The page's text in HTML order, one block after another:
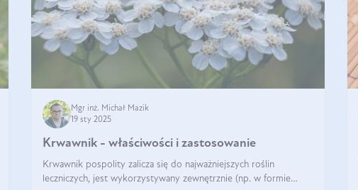
Mgr inż. Michał Mazik
19 sty 2025
Krwawnik - właściwości i zastosowanie
Krwawnik pospolity zalicza się do najważniejszych roślin
leczniczych, jest wykorzystywany zewnętrznie (np. w formie